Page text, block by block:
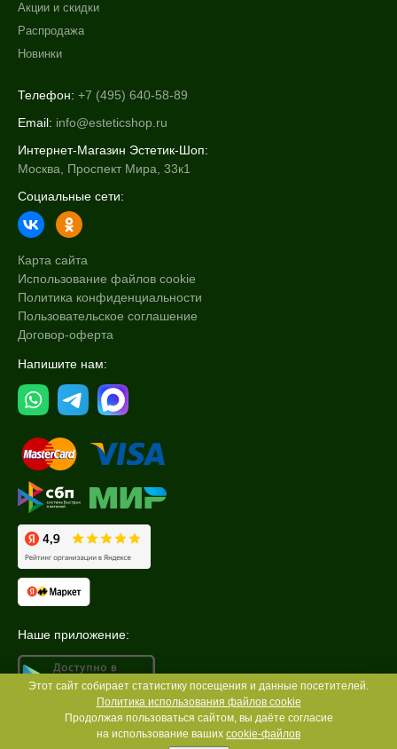
Акции и скидки
Распродажа
Новинки
Телефон: +7 (495) 640-58-89
Email: info@esteticshop.ru
Интернет-Магазин Эстетик-Шоп:
Москва, Проспект Мира, 33к1
Социальные сети:
Карта сайта
Использование файлов cookie
Политика конфиденциальности
Пользовательское соглашение
Договор-оферта
Напишите нам:
Наше приложение:
Этот сайт собирает статистику посещения и данные посетителей.
Политика использования файлов cookie
Продолжая пользоваться сайтом, вы даёте согласие
на использование ваших cookie-файлов